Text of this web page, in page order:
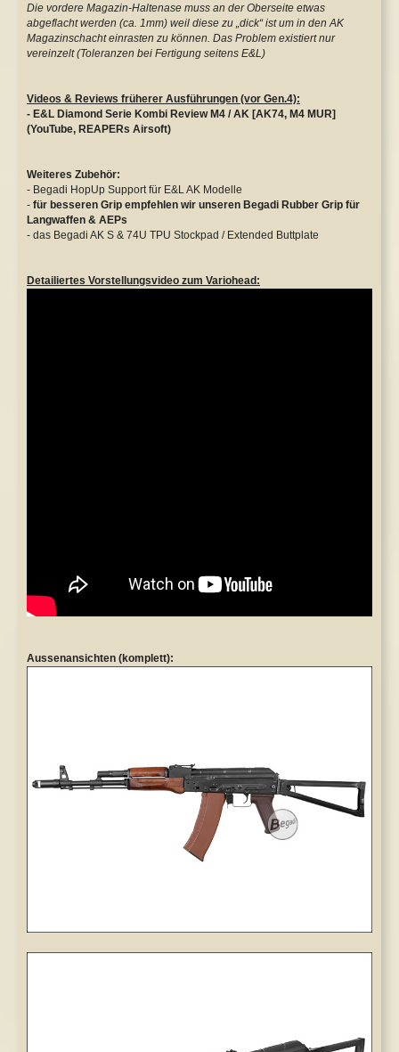
Die vordere Magazin-Haltenase muss an der Oberseite etwas
abgeflacht werden (ca. 1mm) weil diese zu „dick“ ist um in den AK
Magazinschacht einrasten zu können. Das Problem existiert nur
vereinzelt (Toleranzen bei Fertigung seitens E&L)
Videos & Reviews früherer Ausführungen (vor Gen.4):
- E&L Diamond Serie Kombi Review M4 / AK [AK74, M4 MUR]
(YouTube, REAPERs Airsoft)
Weiteres Zubehör:
- Begadi HopUp Support für E&L AK Modelle
- für besseren Grip empfehlen wir unseren Begadi Rubber Grip für
Langwaffen & AEPs
- das Begadi AK S & 74U TPU Stockpad / Extended Buttplate
Detailiertes Vorstellungsvideo zum Variohead:
Aussenansichten (komplett):